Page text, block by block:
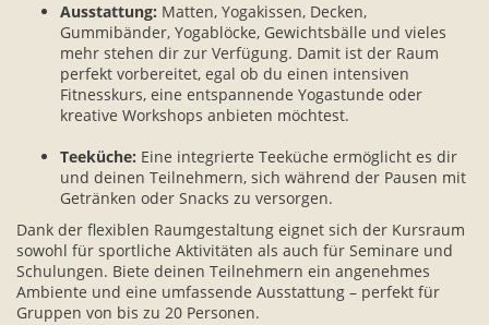
Ausstattung: Matten, Yogakissen, Decken,
Gummibänder, Yogablöcke, Gewichtsbälle und vieles
mehr stehen dir zur Verfügung. Damit ist der Raum
perfekt vorbereitet, egal ob du einen intensiven
Fitnesskurs, eine entspannende Yogastunde oder
kreative Workshops anbieten möchtest.
Teeküche: Eine integrierte Teeküche ermöglicht es dir
und deinen Teilnehmern, sich während der Pausen mit
Getränken oder Snacks zu versorgen.
Dank der flexiblen Raumgestaltung eignet sich der Kursraum
sowohl für sportliche Aktivitäten als auch für Seminare und
Schulungen. Biete deinen Teilnehmern ein angenehmes
Ambiente und eine umfassende Ausstattung – perfekt für
Gruppen von bis zu 20 Personen.